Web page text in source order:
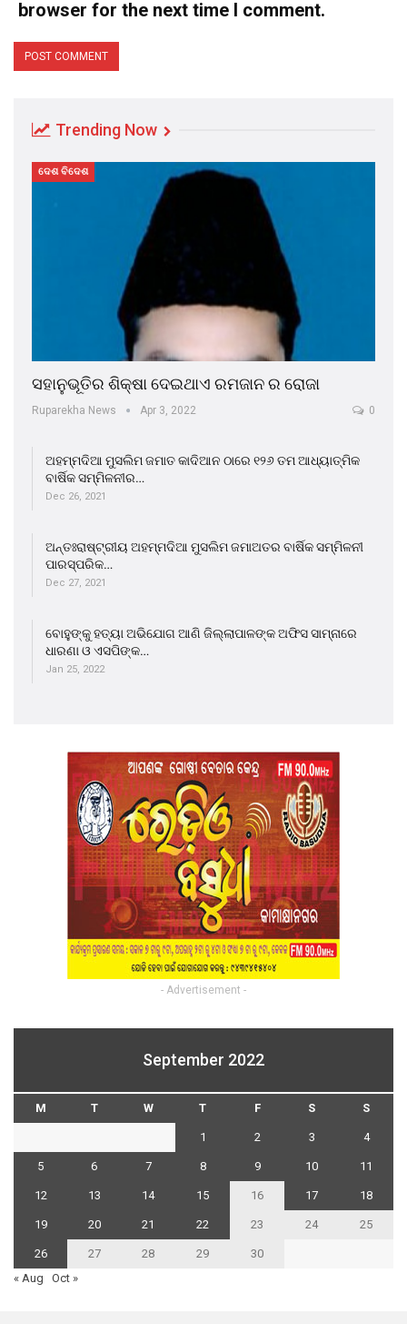
browser for the next time I comment.
Trending Now
ଦେଶ ବିଦେଶ
ସହାନୁଭୂତିର ଶିକ୍ଷା ଦେଇଥାଏ ରମଜାନ ର ରୋଜା
Ruparekha News Apr 3, 2022 0
ଅହମ୍ମଦିଆ ମୁସଲିମ ଜମାତ କାଦିଆନ ଠାରେ ୧୨୬ ତମ ଆଧ୍ୟାତ୍ମିକ
ବାର୍ଷିକ ସମ୍ମିଳନୀର…
Dec 26, 2021
ଅନ୍ତଃରାଷ୍ଟ୍ରୀୟ ଅହମ୍ମଦିଆ ମୁସଲିମ ଜମାଅତର ବାର୍ଷିକ ସମ୍ମିଳନୀ
ପାରସ୍ପରିକ…
Dec 27, 2021
ବୋହୁଙ୍କୁ ହତ୍ୟା ଅଭିଯୋଗ ଆଣି ଜିଲ୍ଲାପାଳଙ୍କ ଅଫିସ ସାମ୍ନାରେ
ଧାରଣା ଓ ଏସପିଙ୍କ…
Jan 25, 2022
- Advertisement -
September 2022
M T W T F S S
1 2 3 4
5 6 7 8 9 10 11
12 13 14 15 16 17 18
19 20 21 22 23 24 25
26 27 28 29
30
« Aug
Oct »